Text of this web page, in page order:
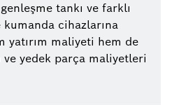
tankı ve farklı
cihazlarına
yatırım maliyeti hem de
yedek parça maliyetleri